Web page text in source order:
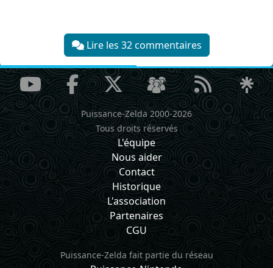
Lire les 32 commentaires
Puissance-Zelda 2000-2026
Tous droits réservés
L'équipe
Nous aider
Contact
Historique
L'association
Partenaires
CGU
Puissance-Zelda fait partie du réseau